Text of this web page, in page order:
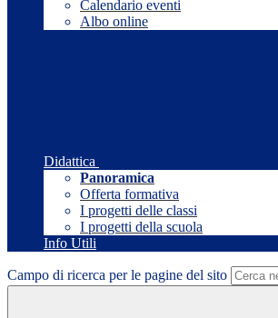
Calendario eventi
Albo online
Didattica
Panoramica
Offerta formativa
I progetti delle classi
I progetti della scuola
Info Utili
Campo di ricerca per le pagine del sito